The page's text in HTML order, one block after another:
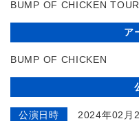
BUMP OF CHICKEN
ア
BUMP OF CHICKEN
公演日時
2024年02月